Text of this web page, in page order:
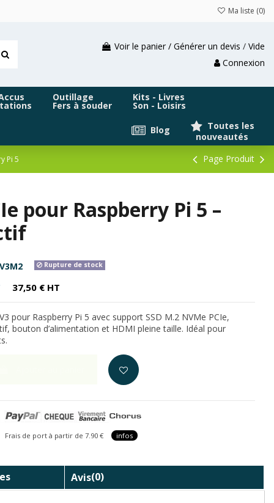
Ma liste (0)
Voir le panier / Générer un devis / Vide
Connexion
Outillage
Fers à souder
Kits - Livres
Son - Loisirs
Toutes les
nouveautés
Blog
Pi 5 Page Produit
pour Raspberry Pi 5 –
Rupture de stock
37,50 € HT
pour Raspberry Pi 5 avec support SSD M.2 NVMe PCIe,
bouton d’alimentation et HDMI pleine taille. Idéal pour
de port à partir de 7.90 € infos
Avis(0)